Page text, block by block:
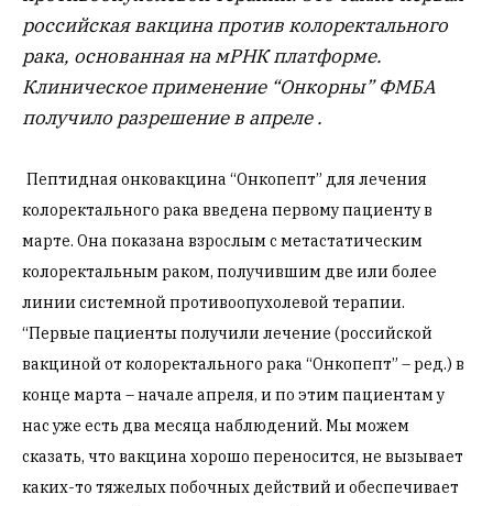
российская вакцина против колоректального
рака, основанная на мРНК платформе.
Клиническое применение “Онкорны” ФМБА
получило разрешение в апреле .
Пептидная онковакцина “Онкопепт” для лечения
колоректального рака введена первому пациенту в
марте. Она показана взрослым с метастатическим
колоректальным раком, получившим две или более
линии системной противоопухолевой терапии.
“Первые пациенты получили лечение (российской
вакциной от колоректального рака “Онкопепт” – ред.) в
конце марта – начале апреля, и по этим пациентам у
нас уже есть два месяца наблюдений. Мы можем
сказать, что вакцина хорошо переносится, не вызывает
каких-то тяжелых побочных действий и обеспечивает